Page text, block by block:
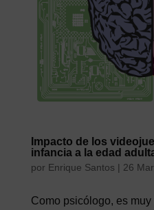
Impacto de los
infancia a la edad
por Enrique Santos | 26
Como psicólogo, es